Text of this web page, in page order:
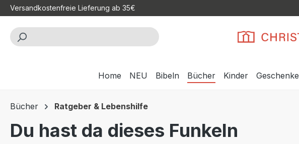
Hauptinhalt springen
Zur Suche springen
Zur Hauptnavigation springen
Versandkostenfreie Lieferung ab 35€
Home NEU Bibeln Bücher Kinder Geschenke
Bücher Ratgeber & Lebenshilfe
Du hast da dieses Funkeln